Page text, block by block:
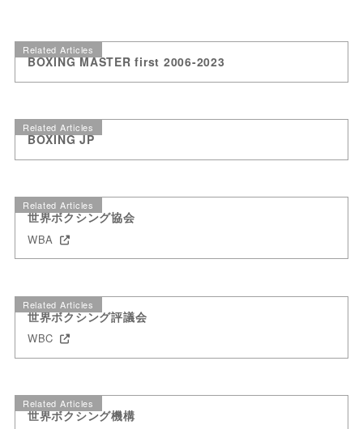
Related Articles
BOXING MASTER first 2006-2023
Related Articles
BOXING JP
Related Articles
世界ボクシング協会
WBA
Related Articles
世界ボクシング評議会
WBC
Related Articles
世界ボクシング機構